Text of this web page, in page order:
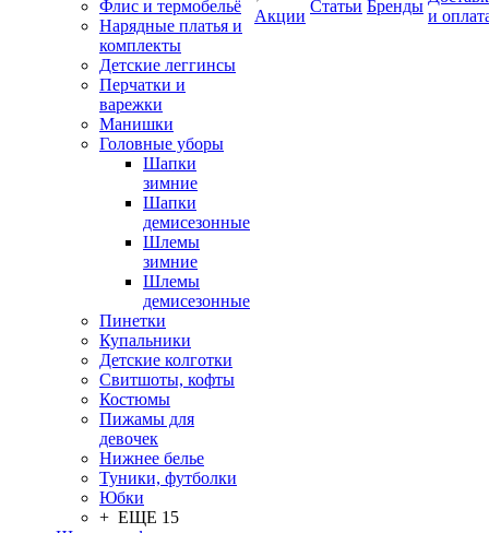
Флис и термобельё
Нарядные платья и
комплекты
Детские леггинсы
Перчатки и
варежки
Манишки
Головные уборы
Шапки
зимние
Шапки
демисезонные
Шлемы
зимние
Шлемы
демисезонные
Пинетки
Купальники
Детские колготки
Свитшоты, кофты
Костюмы
Пижамы для
девочек
Нижнее белье
Туники, футболки
Юбки
+ ЕЩЕ 15
Акции
Статьи Бренды
и